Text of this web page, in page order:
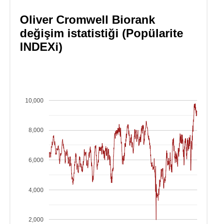
Oliver Cromwell Biorank
değişim istatistiği (Popülarite
INDEXi)
2,000
4,000
6,000
8,000
10,000